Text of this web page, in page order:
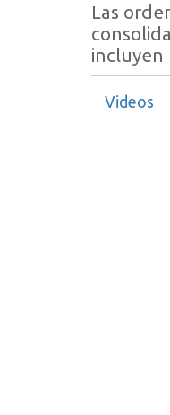
Las
incluyen
Videos